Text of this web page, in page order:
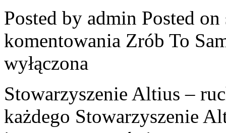
Posted by admin Posted
komentowania Zrób To
wyłączona
Stowarzyszenie Altius –
każdego Stowarzyszenie